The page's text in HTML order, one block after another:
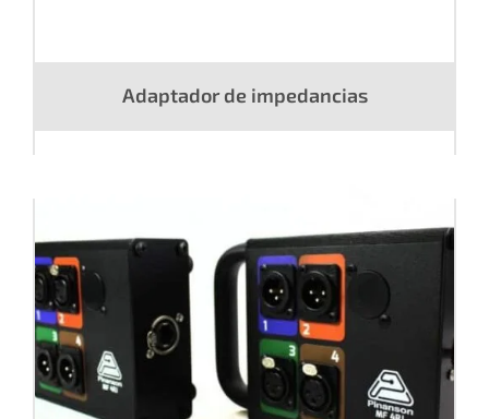
Adaptador de impedancias